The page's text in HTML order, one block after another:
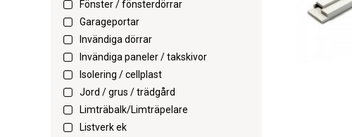
Fönster / fönsterdörrar
Garageportar
Invändiga dörrar
Invändiga paneler / takskivor
Isolering / cellplast
Jord / grus / trädgård
Limträbalk/Limträpelare
Listverk ek